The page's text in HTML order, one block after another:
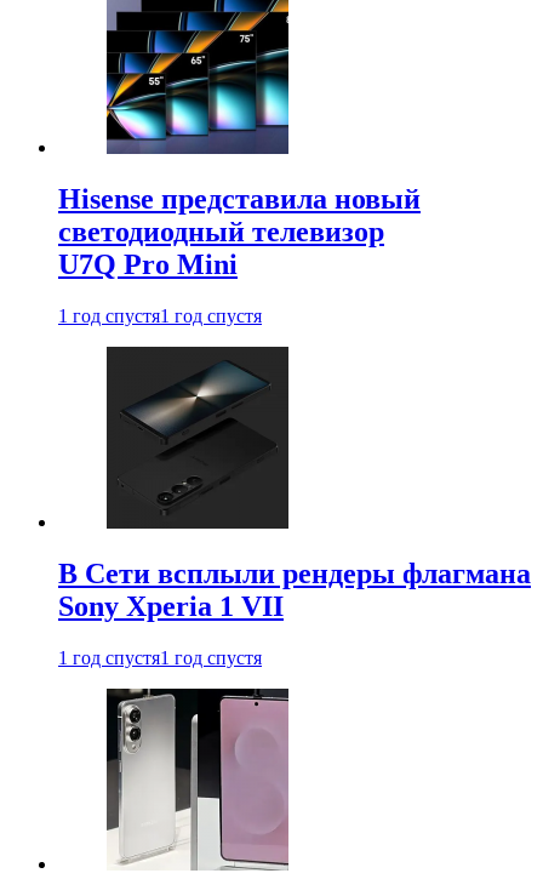
Hisense представила новый
светодиодный телевизор
U7Q Pro Mini
1 год спустя1 год спустя
В Сети всплыли рендеры флагмана
Sony Xperia 1 VII
1 год спустя1 год спустя